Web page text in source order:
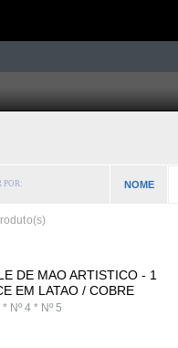
POR: NOME
DE MAO ARTISTICO - 1
EM LATAO / COBRE
* Nº 4 * Nº 5